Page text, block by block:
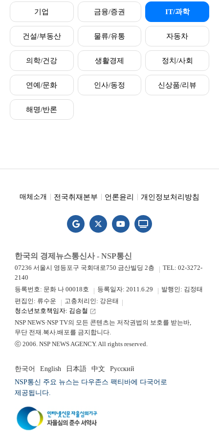
기업 금융/증권 IT/과학
건설/부동산 물류/유통 자동차
의학/건강 생활경제 정치/사회
연예/문화 인사/동정 신상품/리뷰
해명/반론
매체소개 전국취재본부 언론윤리 개인정보처리방침
한국의 경제뉴스통신사 - NSP통신
07236 서울시 영등포구 국회대로750 금산빌딩 2층
TEL: 02-3272-
2140
등록번호: 문화 나 00018호
등록일자: 2011.6.29
발행인: 김정태
편집인: 류수운
고충처리인: 강은태
청소년보호책임자: 김승철 launch
NSP NEWS·NSP TV의 모든 콘텐츠는 저작권법의 보호를 받는바,
무단 전재.복사.배포를 금지합니다.
ⓒ 2006. NSP NEWS AGENCY. All rights reserved.
한국어 English 日本語 中文
Русский
NSP통신 주요 뉴스는 다우존스 팩티바에 다국어로
제공됩니다.